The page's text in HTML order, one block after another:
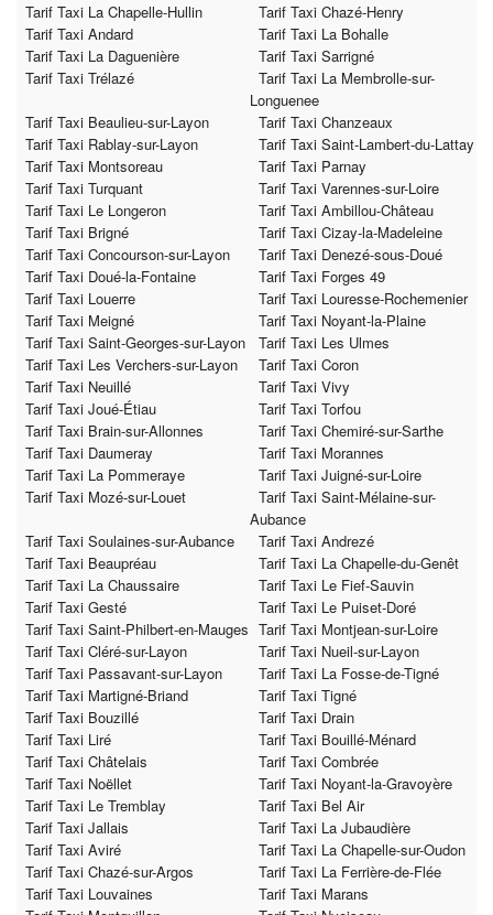
Tarif Taxi La Chapelle-Hullin
Tarif Taxi Chazé-Henry
Tarif Taxi Andard
Tarif Taxi La Bohalle
Tarif Taxi La Daguenière
Tarif Taxi Sarrigné
Tarif Taxi Trélazé
Tarif Taxi La Membrolle-sur-
Longuenee
Tarif Taxi Beaulieu-sur-Layon
Tarif Taxi Chanzeaux
Tarif Taxi Rablay-sur-Layon
Tarif Taxi Saint-Lambert-du-Lattay
Tarif Taxi Montsoreau
Tarif Taxi Parnay
Tarif Taxi Turquant
Tarif Taxi Varennes-sur-Loire
Tarif Taxi Le Longeron
Tarif Taxi Ambillou-Château
Tarif Taxi Brigné
Tarif Taxi Cizay-la-Madeleine
Tarif Taxi Concourson-sur-Layon
Tarif Taxi Denezé-sous-Doué
Tarif Taxi Doué-la-Fontaine
Tarif Taxi Forges 49
Tarif Taxi Louerre
Tarif Taxi Louresse-Rochemenier
Tarif Taxi Meigné
Tarif Taxi Noyant-la-Plaine
Tarif Taxi Saint-Georges-sur-Layon
Tarif Taxi Les Ulmes
Tarif Taxi Les Verchers-sur-Layon
Tarif Taxi Coron
Tarif Taxi Neuillé
Tarif Taxi Vivy
Tarif Taxi Joué-Étiau
Tarif Taxi Torfou
Tarif Taxi Brain-sur-Allonnes
Tarif Taxi Chemiré-sur-Sarthe
Tarif Taxi Daumeray
Tarif Taxi Morannes
Tarif Taxi La Pommeraye
Tarif Taxi Juigné-sur-Loire
Tarif Taxi Mozé-sur-Louet
Tarif Taxi Saint-Mélaine-sur-
Aubance
Tarif Taxi Soulaines-sur-Aubance
Tarif Taxi Andrezé
Tarif Taxi Beaupréau
Tarif Taxi La Chapelle-du-Genêt
Tarif Taxi La Chaussaire
Tarif Taxi Le Fief-Sauvin
Tarif Taxi Gesté
Tarif Taxi Le Puiset-Doré
Tarif Taxi Saint-Philbert-en-Mauges Tarif Taxi Montjean-sur-Loire
Tarif Taxi Cléré-sur-Layon
Tarif Taxi Nueil-sur-Layon
Tarif Taxi Passavant-sur-Layon
Tarif Taxi La Fosse-de-Tigné
Tarif Taxi Martigné-Briand
Tarif Taxi Tigné
Tarif Taxi Bouzillé
Tarif Taxi Drain
Tarif Taxi Liré
Tarif Taxi Bouillé-Ménard
Tarif Taxi Châtelais
Tarif Taxi Combrée
Tarif Taxi Noëllet
Tarif Taxi Noyant-la-Gravoyère
Tarif Taxi Le Tremblay
Tarif Taxi Bel Air
Tarif Taxi Jallais
Tarif Taxi La Jubaudière
Tarif Taxi Aviré
Tarif Taxi La Chapelle-sur-Oudon
Tarif Taxi Chazé-sur-Argos
Tarif Taxi La Ferrière-de-Flée
Tarif Taxi Louvaines
Tarif Taxi Marans